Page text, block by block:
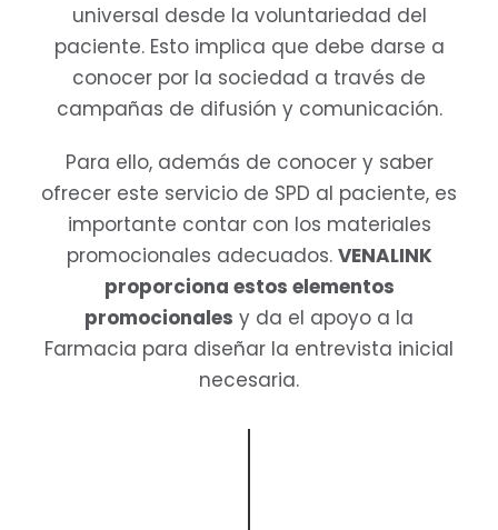
universal desde la voluntariedad del
paciente. Esto implica que debe darse a
conocer por la sociedad a través de
campañas de difusión y comunicación.
Para ello, además de conocer y saber
ofrecer este servicio de SPD al paciente, es
importante contar con los materiales
promocionales adecuados. VENALINK
proporciona estos elementos
promocionales y da el apoyo a la
Farmacia para diseñar la entrevista inicial
necesaria.